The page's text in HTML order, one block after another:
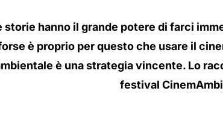
storie hanno il grande potere di farci
è proprio per questo che usare il
è una strategia vincente. Lo
festival